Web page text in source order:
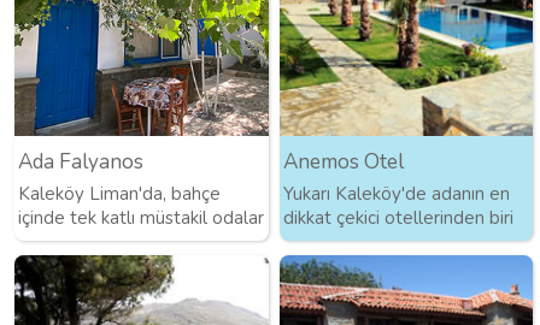
Ada Falyanos
Kaleköy Liman'da, bahçe
içinde tek katlı müstakil odalar
Anemos Otel
Yukarı Kaleköy'de adanın en
dikkat çekici otellerinden biri